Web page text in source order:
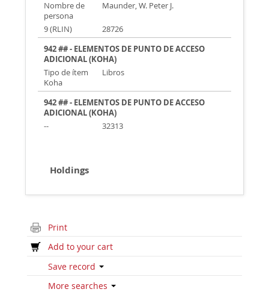
Nombre de
persona
Maunder, W. Peter J.
9 (RLIN)
28726
942 ## - ELEMENTOS DE PUNTO DE ACCESO
ADICIONAL (KOHA)
Tipo de ítem
Koha
Libros
942 ## - ELEMENTOS DE PUNTO DE ACCESO
ADICIONAL (KOHA)
--
32313
Holdings
Print
Add to your cart
Save record
More searches